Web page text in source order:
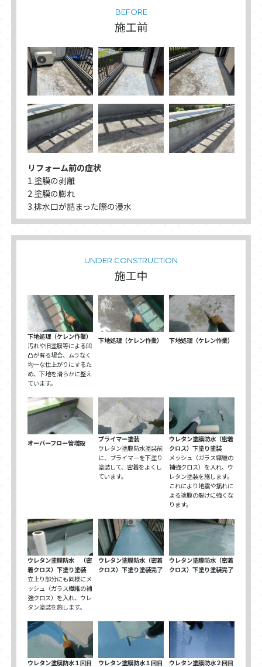
BEFORE
施工前
リフォーム前の症状
1.塗膜の剥離
2.塗膜の膨れ
3.排水口が詰まった際の浸水
UNDER CONSTRUCTION
施工中
下地処理（ケレン作業）
汚れや旧塗膜等による凹
凸が有る場合、ムラなく
均一な仕上がりにするた
め、下地を滑らかに整え
ています。
下地処理（ケレン作業） 下地処理（ケレン作業）
オーバーフロー管増設
プライマー塗装
ウレタン塗膜防水塗装前
に、プライマーを下塗り
塗装して、密着をよくし
ています。
ウレタン塗膜防水（密着
クロス）下塗り塗装
メッシュ（ガラス繊維の
補強クロス）を入れ、ウ
レタン塗装を施します。
これにより地震や揺れに
よる塗膜の裂けに強くな
ります。
ウレタン塗膜防水 （密
着クロス）下塗り塗装
立上り部分にも同様にメ
ッシュ（ガラス繊維の補
強クロス）を入れ、ウレ
タン塗装を施します。
ウレタン塗膜防水（密着
クロス）下塗り塗装完了
ウレタン塗膜防水（密着
クロス）下塗り塗装完了
ウレタン塗膜防水１回目
ウレタン塗膜防水１回目
ウレタン塗膜防水２回目